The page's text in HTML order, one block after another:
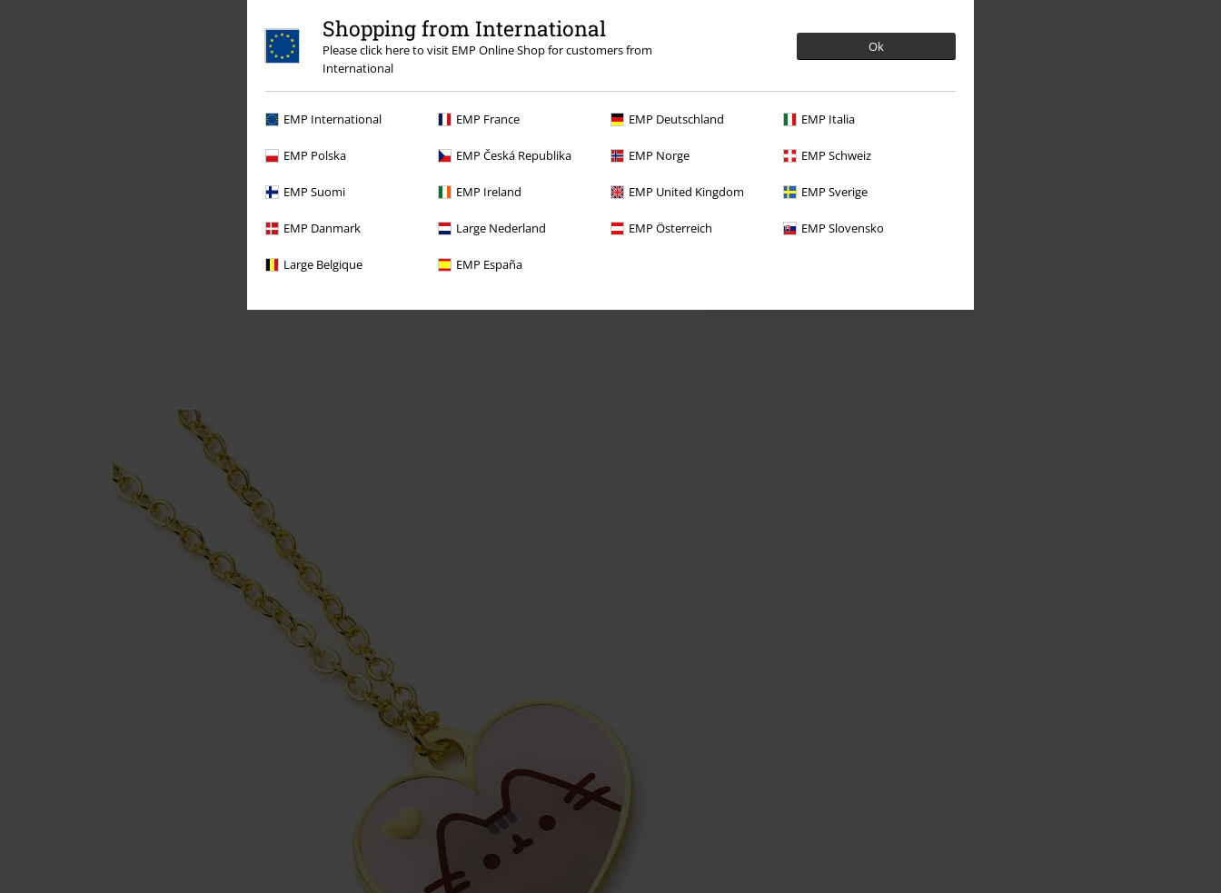
Shopping from International
Please click here to visit EMP Online Shop for customers from
International
Ok
EMP International EMP France EMP Deutschland EMP Italia
EMP Polska EMP Česká Republika EMP Norge EMP Schweiz
EMP Suomi EMP Ireland EMP United Kingdom EMP Sverige
EMP Danmark Large Nederland EMP Österreich EMP Slovensko
Large Belgique EMP España